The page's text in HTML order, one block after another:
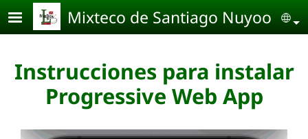
Pasar al contenido principal
Mixteco de Santiago Nuyoo
Instrucciones para instalar
Progressive Web App